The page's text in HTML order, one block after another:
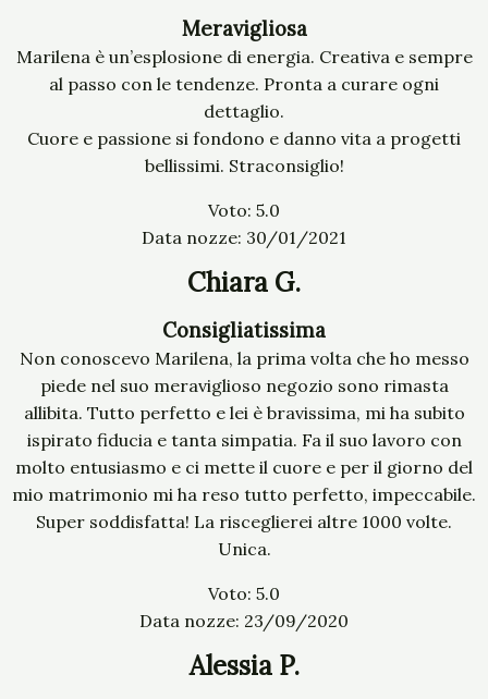
Meravigliosa
Marilena è un’esplosione di energia. Creativa e sempre
al passo con le tendenze. Pronta a curare ogni
dettaglio.
Cuore e passione si fondono e danno vita a progetti
bellissimi. Straconsiglio!
Voto: 5.0
Data nozze: 30/01/2021
Chiara G.
Consigliatissima
Non conoscevo Marilena, la prima volta che ho messo
piede nel suo meraviglioso negozio sono rimasta
allibita. Tutto perfetto e lei è bravissima, mi ha subito
ispirato fiducia e tanta simpatia. Fa il suo lavoro con
molto entusiasmo e ci mette il cuore e per il giorno del
mio matrimonio mi ha reso tutto perfetto, impeccabile.
Super soddisfatta! La risceglierei altre 1000 volte.
Unica.
Voto: 5.0
Data nozze: 23/09/2020
Alessia P.